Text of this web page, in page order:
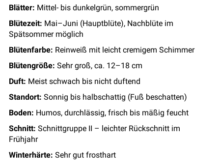
Blätter: Mittel- bis dunkelgrün, sommergrün
Blütezeit: Mai–Juni (Hauptblüte), Nachblüte im
Spätsommer möglich
Blütenfarbe: Reinweiß mit leicht cremigem Schimmer
Blütengröße: Sehr groß, ca. 12–18 cm
Duft: Meist schwach bis nicht duftend
Standort: Sonnig bis halbschattig (Fuß beschatten)
Boden: Humos, durchlässig, frisch bis mäßig feucht
Schnitt: Schnittgruppe II – leichter Rückschnitt im
Frühjahr
Winterhärte: Sehr gut frosthart